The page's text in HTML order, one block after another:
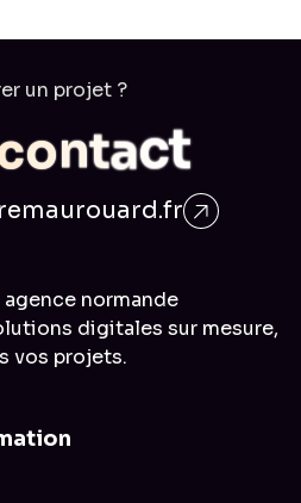
un projet ?
ontact
normande
digitales sur mesure,
vos projets.